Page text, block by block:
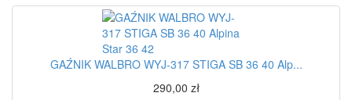
GAŹNIK WALBRO WYJ-317 STIGA SB 36 40 Alp...
290,00 zł